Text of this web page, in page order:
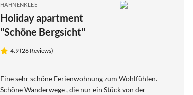
HAHNENKLEE
Holiday apartment
"Schöne Bergsicht"
4.9 (26 Reviews)
Eine sehr schöne Ferienwohnung zum Wohlfühlen.
Schöne Wanderwege , die nur ein Stück von der